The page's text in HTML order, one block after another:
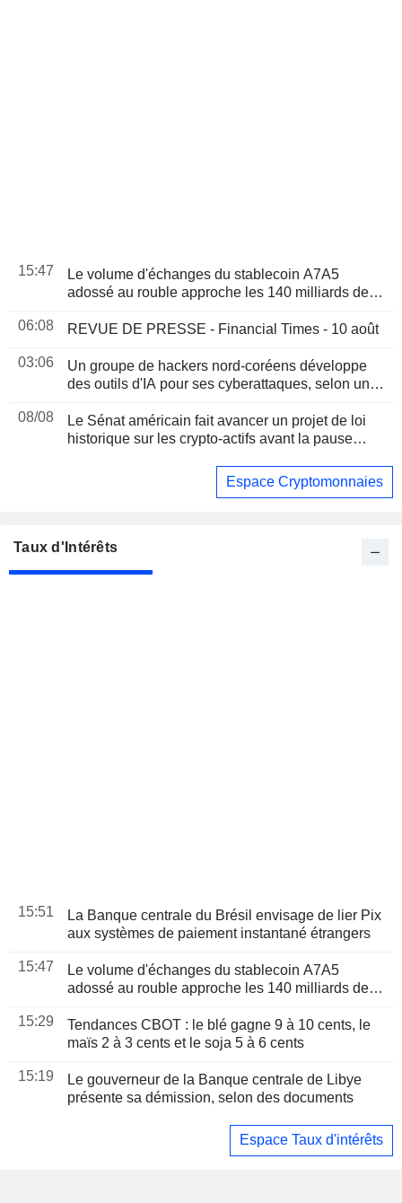
15:47
Le volume d'échanges du stablecoin A7A5
adossé au rouble approche les 140 milliards de
PSB
06:08 REVUE DE PRESSE - Financial Times - 10 août
03:06
Un groupe de hackers nord-coréens développe
des outils d'IA pour ses cyberattaques, selon un
08/08
Le Sénat américain fait avancer un projet de loi
historique sur les crypto-actifs avant la pause
Espace Cryptomonnaies
Taux d'Intérêts
15:51
La Banque centrale du Brésil envisage de lier Pix
aux systèmes de paiement instantané étrangers
15:47
Le volume d'échanges du stablecoin A7A5
adossé au rouble approche les 140 milliards de
PSB
15:29
Tendances CBOT : le blé gagne 9 à 10 cents, le
maïs 2 à 3 cents et le soja 5 à 6 cents
15:19
Le gouverneur de la Banque centrale de Libye
présente sa démission, selon des documents
Espace Taux d'intérêts